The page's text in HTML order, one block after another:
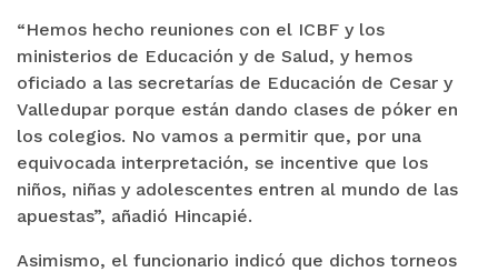
“Hemos hecho reuniones con el ICBF y los
ministerios de Educación y de Salud, y hemos
oficiado a las secretarías de Educación de Cesar y
Valledupar porque están dando clases de póker en
los colegios. No vamos a permitir que, por una
equivocada interpretación, se incentive que los
niños, niñas y adolescentes entren al mundo de las
apuestas”, añadió Hincapié.
Asimismo, el funcionario indicó que dichos torneos